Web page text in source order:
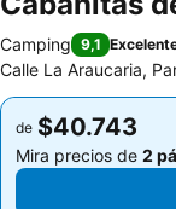
Camping 9,1
Calle La Araucaria,
de $40.743
Mira precios de 2
de $40.743
Mira precios de 2